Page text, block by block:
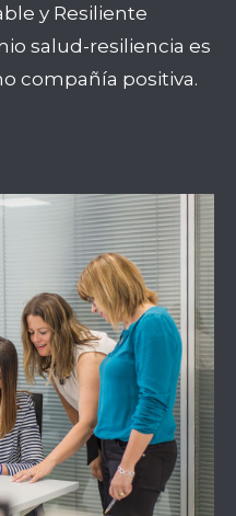
y Resiliente
salud-resiliencia es
compañía positiva.